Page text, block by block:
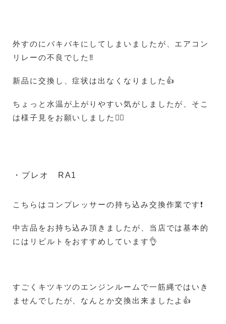
外すのにバキバキにしてしまいましたが、エアコン
リレーの不良でした‼️
新品に交換し、症状は出なくなりました👍
ちょっと水温が上がりやすい気がしましたが、そこ
は様子見をお願いしました🙇‍♀️
・プレオ RA1
こちらはコンプレッサーの持ち込み交換作業です❗
中古品をお持ち込み頂きましたが、当店では基本的
にはリビルトをおすすめしています👌
すごくキツキツのエンジンルームで一筋縄ではいき
ませんでしたが、なんとか交換出来ましたよ👍